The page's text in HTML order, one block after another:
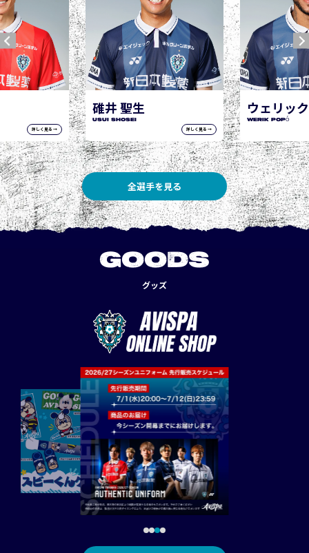
詳しく見る →
ウェリック ポポ
WERIK POPÓ
詳しく見る →
全選手を見る
GOODS
グッズ